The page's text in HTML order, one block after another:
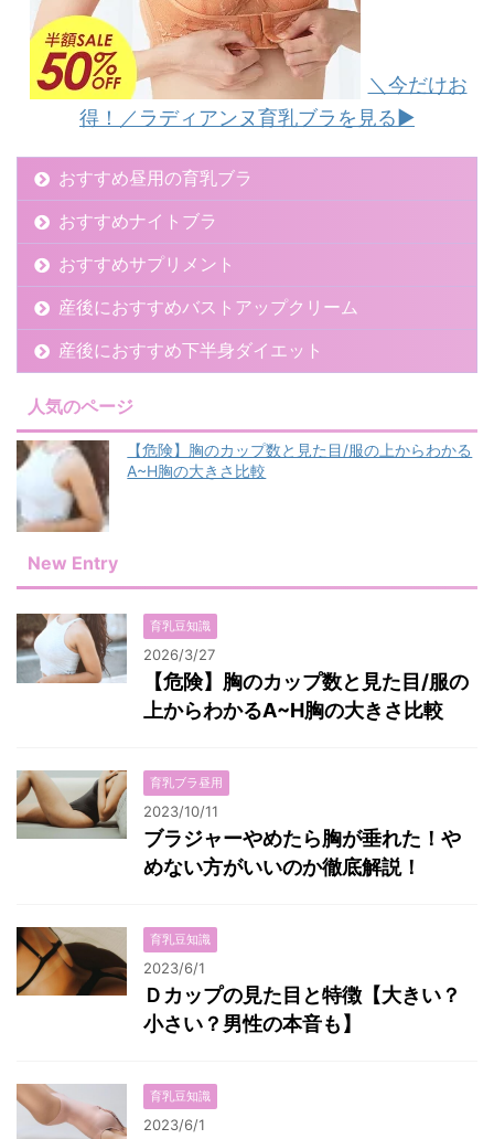
＼今だけお
得！／ラディアンヌ育乳ブラを見る▶︎
おすすめ昼用の育乳ブラ
おすすめナイトブラ
おすすめサプリメント
産後におすすめバストアップクリーム
産後におすすめ下半身ダイエット
人気のページ
【危険】胸のカップ数と見た目/服の上からわかる
A~H胸の大きさ比較
New Entry
育乳豆知識
2026/3/27
【危険】胸のカップ数と見た目/服の
上からわかるA~H胸の大きさ比較
育乳ブラ昼用
2023/10/11
ブラジャーやめたら胸が垂れた！や
めない方がいいのか徹底解説！
育乳豆知識
2023/6/1
Ｄカップの見た目と特徴【大きい？
小さい？男性の本音も】
育乳豆知識
2023/6/1